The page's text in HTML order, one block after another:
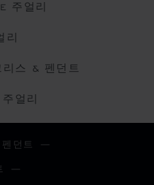
주얼리
리
리스 & 펜던트
얼리
던트